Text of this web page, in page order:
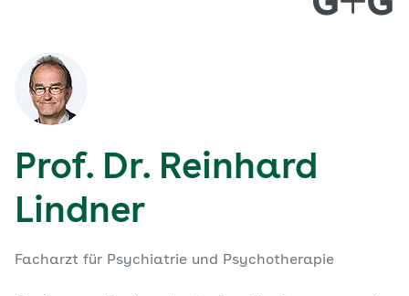
Prof. Dr. Reinhard
Lindner
Facharzt für Psychiatrie und Psychotherapie